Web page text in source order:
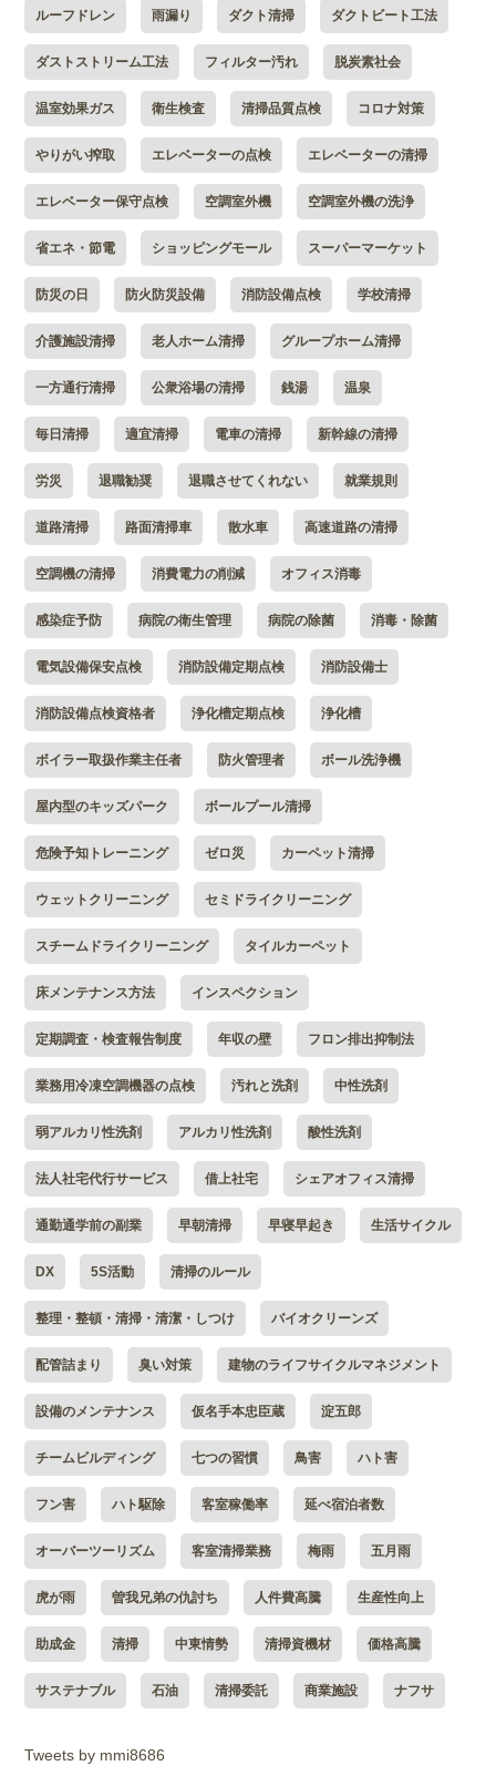
ルーフドレン 雨漏り ダクト清掃 ダクトビート工法
ダストストリーム工法 フィルター汚れ 脱炭素社会
温室効果ガス 衛生検査 清掃品質点検 コロナ対策
やりがい搾取 エレベーターの点検 エレベーターの清掃
エレベーター保守点検 空調室外機 空調室外機の洗浄
省エネ・節電 ショッピングモール スーパーマーケット
防災の日 防火防災設備 消防設備点検 学校清掃
介護施設清掃 老人ホーム清掃 グループホーム清掃
一方通行清掃 公衆浴場の清掃 銭湯 温泉
毎日清掃 適宜清掃 電車の清掃 新幹線の清掃
労災 退職勧奨 退職させてくれない 就業規則
道路清掃 路面清掃車 散水車 高速道路の清掃
空調機の清掃 消費電力の削減 オフィス消毒
感染症予防 病院の衛生管理 病院の除菌 消毒・除菌
電気設備保安点検 消防設備定期点検 消防設備士
消防設備点検資格者 浄化槽定期点検 浄化槽
ボイラー取扱作業主任者 防火管理者 ボール洗浄機
屋内型のキッズパーク ボールプール清掃
危険予知トレーニング ゼロ災 カーペット清掃
ウェットクリーニング セミドライクリーニング
スチームドライクリーニング タイルカーペット
床メンテナンス方法 インスペクション
定期調査・検査報告制度 年収の壁 フロン排出抑制法
業務用冷凍空調機器の点検 汚れと洗剤 中性洗剤
弱アルカリ性洗剤 アルカリ性洗剤 酸性洗剤
法人社宅代行サービス 借上社宅 シェアオフィス清掃
通勤通学前の副業 早朝清掃 早寝早起き 生活サイクル
DX 5S活動 清掃のルール
整理・整頓・清掃・清潔・しつけ バイオクリーンズ
配管詰まり 臭い対策 建物のライフサイクルマネジメント
設備のメンテナンス 仮名手本忠臣蔵 淀五郎
チームビルディング 七つの習慣 鳥害 ハト害
フン害 ハト駆除 客室稼働率 延べ宿泊者数
オーバーツーリズム 客室清掃業務 梅雨 五月雨
虎が雨 曽我兄弟の仇討ち 人件費高騰 生産性向上
助成金 清掃 中東情勢 清掃資機材 価格高騰
サステナブル 石油 清掃委託 商業施設 ナフサ
Tweets by mmi8686